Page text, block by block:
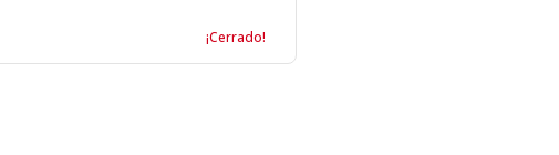
¡Cerrado!